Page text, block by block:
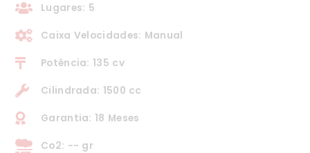
Lugares: 5
Caixa Velocidades: Manual
Potência: 135 cv
Cilindrada: 1500 cc
Garantia: 18 Meses
Co2: -- gr